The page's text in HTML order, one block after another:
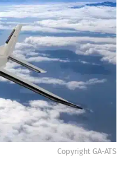
Copyright GA-ATS